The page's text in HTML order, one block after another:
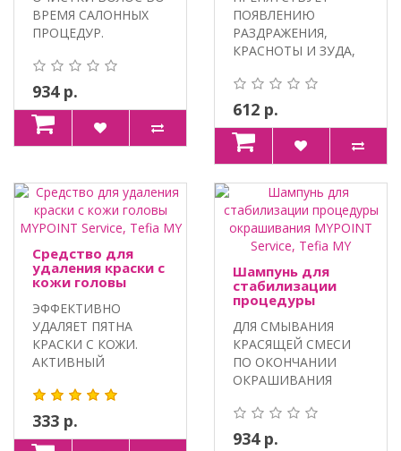
ВРЕМЯ САЛОННЫХ
ПРОЦЕДУР.
АГЕНТЫ, АКТ..
934 р.
Service, Tefia MY
ПОЯВЛЕНИЮ
РАЗДРАЖЕНИЯ,
КРАСНОТЫ И ЗУДА,
ОКРАШИВАНИЕ К..
612 р.
Средство для
удаления краски с
кожи головы
Tefia MY
ЭФФЕКТИВНО
УДАЛЯЕТ ПЯТНА
КРАСКИ С КОЖИ.
АКТИВНЫЙ
HYDROVANCE,
ПАНТЕНОЛ,..
333 р.
Шампунь для
стабилизации
процедуры
MYPOINT Service,
Tefia MY
ДЛЯ СМЫВАНИЯ
КРАСЯЩЕЙ СМЕСИ
ПО ОКОНЧАНИИ
ОКРАШИВАНИЯ
ИНТЕГРИРОВАННЫЙ
КОМ..
934 р.